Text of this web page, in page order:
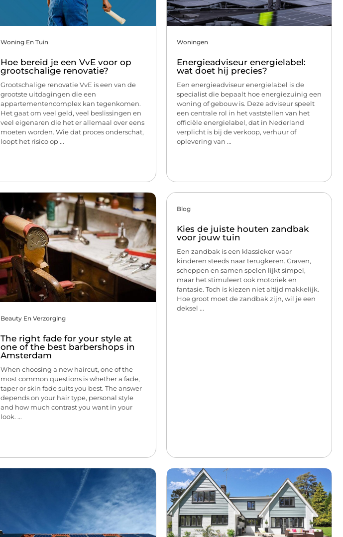
Woning En Tuin
Hoe bereid je een VvE voor op
grootschalige renovatie?
Grootschalige renovatie VvE is een van de
grootste uitdagingen die een
appartementencomplex kan tegenkomen.
Het gaat om veel geld, veel beslissingen en
veel eigenaren die het er allemaal over eens
moeten worden. Wie dat proces onderschat,
loopt het risico op ...
Woningen
Energieadviseur energielabel:
wat doet hij precies?
Een energieadviseur energielabel is de
specialist die bepaalt hoe energiezuinig een
woning of gebouw is. Deze adviseur speelt
een centrale rol in het vaststellen van het
officiële energielabel, dat in Nederland
verplicht is bij de verkoop, verhuur of
oplevering van ...
Beauty En Verzorging
The right fade for your style at
one of the best barbershops in
Amsterdam
When choosing a new haircut, one of the
most common questions is whether a fade,
taper or skin fade suits you best. The answer
depends on your hair type, personal style
and how much contrast you want in your
look. ...
Blog
Kies de juiste houten zandbak
voor jouw tuin
Een zandbak is een klassieker waar
kinderen steeds naar terugkeren. Graven,
scheppen en samen spelen lijkt simpel,
maar het stimuleert ook motoriek en
fantasie. Toch is kiezen niet altijd makkelijk.
Hoe groot moet de zandbak zijn, wil je een
deksel ...